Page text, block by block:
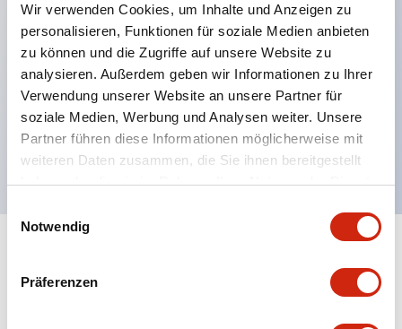
Wir verwenden Cookies, um Inhalte und Anzeigen zu
personalisieren, Funktionen für soziale Medien anbieten
zu können und die Zugriffe auf unsere Website zu
analysieren. Außerdem geben wir Informationen zu Ihrer
Verwendung unserer Website an unsere Partner für
soziale Medien, Werbung und Analysen weiter. Unsere
Partner führen diese Informationen möglicherweise mit
weiteren Daten zusammen, die Sie ihnen bereitgestellt
haben oder die sie im Rahmen Ihrer Nutzung der Dienste
Notwendig
Präferenzen
Schutzarten IP40 und IP65 vollständig verfügbar
(IEC 60529)
UL- und CSA-zertifiziert. Entspricht EN (Europa)
Normen. CCC-zertifiziert (außer Anzeigeleuchten).
Mit speziellem Zubehör leicht auf Φ22 Flash-
Silhouette umstellbar